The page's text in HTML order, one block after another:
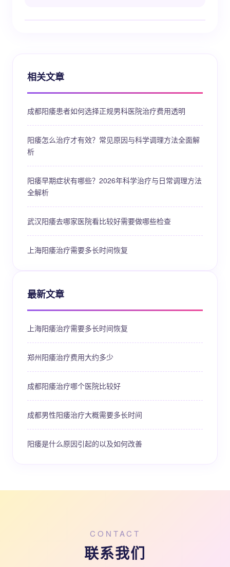
相关文章
成都阳痿患者如何选择正规男科医院治疗费用透明
阳痿怎么治疗才有效？常见原因与科学调理方法全面解
析
阳痿早期症状有哪些？2026年科学治疗与日常调理方法
全解析
武汉阳痿去哪家医院看比较好需要做哪些检查
上海阳痿治疗需要多长时间恢复
最新文章
上海阳痿治疗需要多长时间恢复
郑州阳痿治疗费用大约多少
成都阳痿治疗哪个医院比较好
成都男性阳痿治疗大概需要多长时间
阳痿是什么原因引起的以及如何改善
CONTACT
联系我们